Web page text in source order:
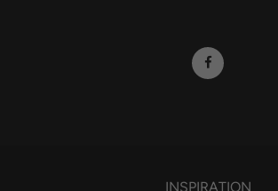
INSPIRATION